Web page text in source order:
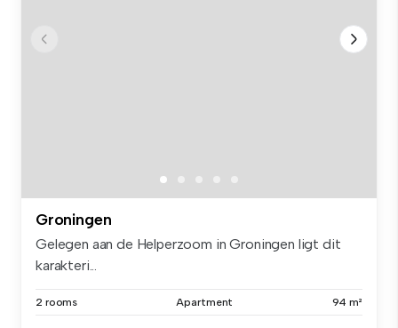
Groningen
Gelegen aan de Helperzoom in Groningen ligt dit
karakteri...
2 rooms Apartment 94 m²